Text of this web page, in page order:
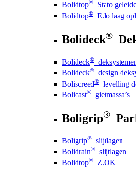
Bolidtop® Stato
Bolidtop® E.lo laag
Bolideck®
Bolideck®
Bolideck® design
Boliscreed® levelling
Bolicast® gietmassa’s
Boligrip®
Boligrip® slijtlagen
Bolidrain® slijtlagen
Bolidtop® Z.OK